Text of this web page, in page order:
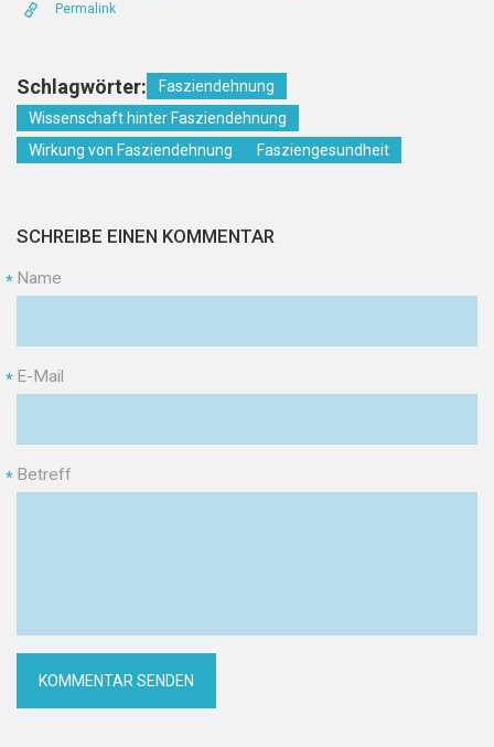
Permalink
Schlagwörter:
Fasziendehnung
Wissenschaft hinter Fasziendehnung
Wirkung von Fasziendehnung
Fasziengesundheit
SCHREIBE EINEN KOMMENTAR
Name
*
E-Mail
*
Betreff
*